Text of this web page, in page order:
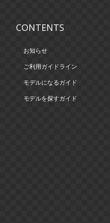
CONTENTS
お知らせ
ご利用ガイドライン
モデルになるガイド
モデルを探すガイド